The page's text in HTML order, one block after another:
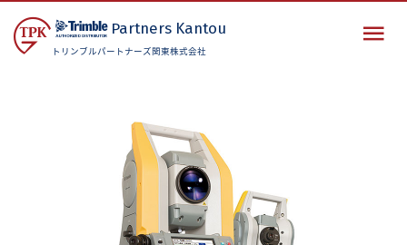
Partners Kantou
トリンブルパートナーズ関東株式会社